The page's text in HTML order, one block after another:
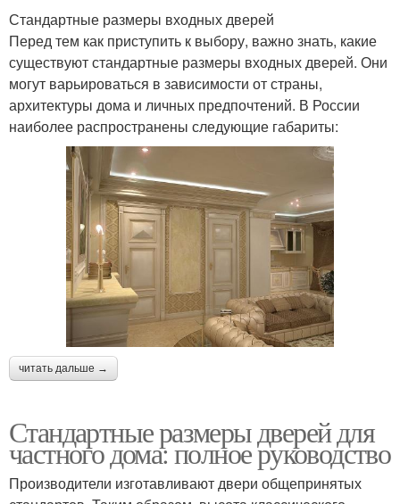
Стандартные размеры входных дверей
Перед тем как приступить к выбору, важно знать, какие
существуют стандартные размеры входных дверей. Они
могут варьироваться в зависимости от страны,
архитектуры дома и личных предпочтений. В России
наиболее распространены следующие габариты:
читать дальше →
Стандартные размеры дверей для
частного дома: полное руководство
Производители изготавливают двери общепринятых